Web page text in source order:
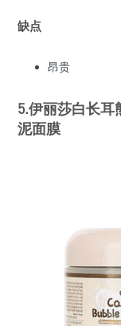
缺点
昂贵
5.伊丽莎白长耳
泥面膜